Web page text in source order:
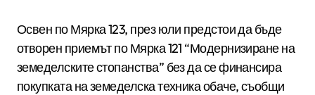
Освен по Мярка 123, през юли предстои да бъде
отворен приемът по Мярка 121 “Модернизиране на
земеделските стопанства” без да се финансира
покупката на земеделска техника обаче, съобщи